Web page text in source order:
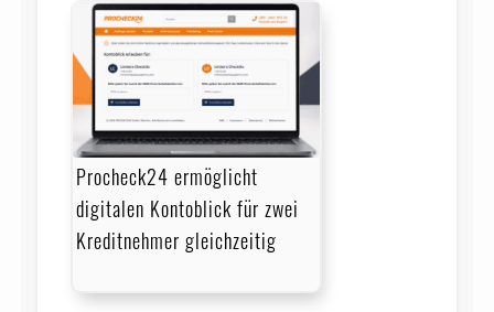
Procheck24 ermöglicht
digitalen Kontoblick für zwei
Kreditnehmer gleichzeitig